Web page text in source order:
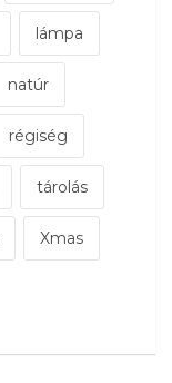
lámpa
natúr
régiség
tárolás
Xmas